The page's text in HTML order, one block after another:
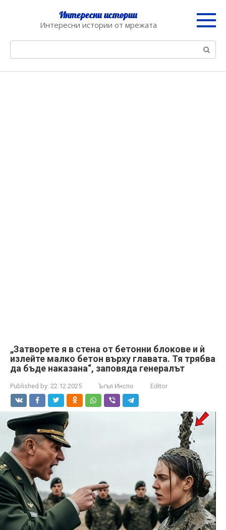
Интересни истории
Интересни истории от мрежата
„Затворете я в стена от бетонни блокове и ѝ
излейте малко бетон върху главата. Тя трябва
да бъде наказана“, заповяда генералът
Published by: 22.12.2025 Ъгъл Инспо Editor